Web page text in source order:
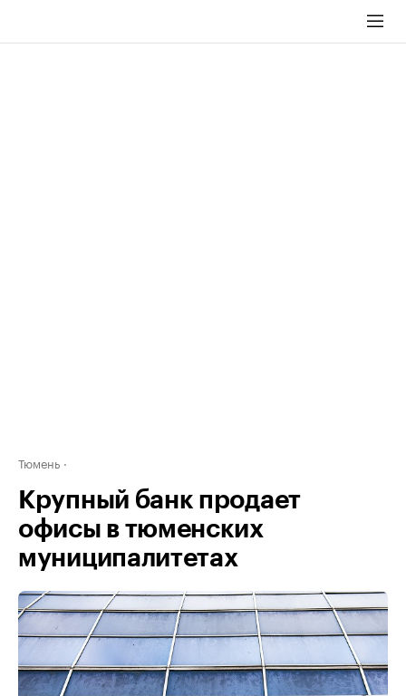
Тюмень
Крупный банк продает
офисы в тюменских
муниципалитетах